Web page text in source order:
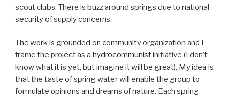
scout clubs. There is buzz around springs due to national
security of supply concerns.
The work is grounded on community organization and I
frame the project as a hydrocommunistinitiative (I don’t
know what it is yet, but imagine it will be great). My idea is
that the taste of spring water will enable the group to
formulate opinions and dreams of nature. Each spring